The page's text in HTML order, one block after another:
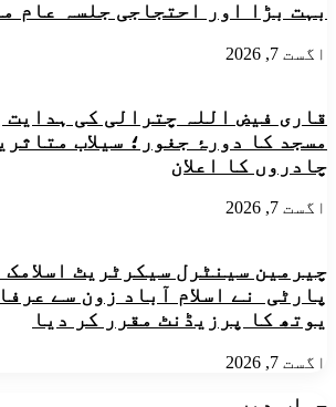
بہت بڑا اور احتجاجی جلسہ عام
اگست 7, 2026
قاری فیض اللہ چترالی کی ہدایت
مسجد کا دورۂ جغور؛ سیلاب
چادروں کا اعلان
اگست 7, 2026
چیرمین سینٹرل سیکرٹریٹ
پارٹی نے اسلام آباد زون سے
یوتھ کا پرزیڈنٹ مقرر کر دیا
اگست 7, 2026